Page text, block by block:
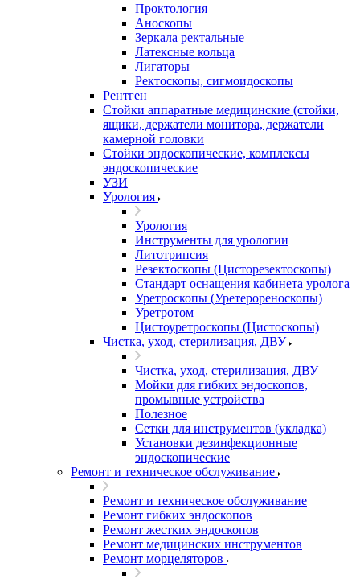
Проктология
Аноскопы
Зеркала ректальные
Латексные кольца
Лигаторы
Ректоскопы, сигмоидоскопы
Рентген
Стойки аппаратные медицинские (стойки,
ящики, держатели монитора, держатели
камерной головки
Стойки эндоскопические, комплексы
эндоскопические
УЗИ
Урология
Урология
Инструменты для урологии
Литотрипсия
Резектоскопы (Цисторезектоскопы)
Стандарт оснащения кабинета уролога
Уретроскопы (Уретерореноскопы)
Уретротом
Цистоуретроскопы (Цистоскопы)
Чистка, уход, стерилизация, ДВУ
Чистка, уход, стерилизация, ДВУ
Мойки для гибких эндоскопов,
промывные устройства
Полезное
Сетки для инструментов (укладка)
Установки дезинфекционные
эндоскопические
Ремонт и техническое обслуживание
Ремонт и техническое обслуживание
Ремонт гибких эндоскопов
Ремонт жестких эндоскопов
Ремонт медицинских инструментов
Ремонт морцеляторов